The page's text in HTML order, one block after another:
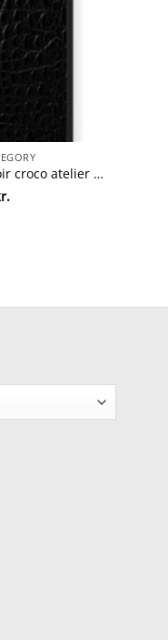
ideal of sweden neo noir croco atelier case for galaxy S20